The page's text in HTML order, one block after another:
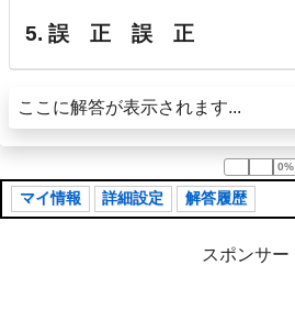
5. 誤 正 誤 正
ここに解答が表示されます...
0%
0%
マイ情報 詳細設定 解答履歴
スポンサー